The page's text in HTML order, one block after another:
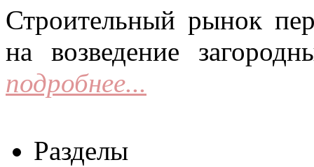
Строительный рынок
на возведение
подробнее...
Разделы